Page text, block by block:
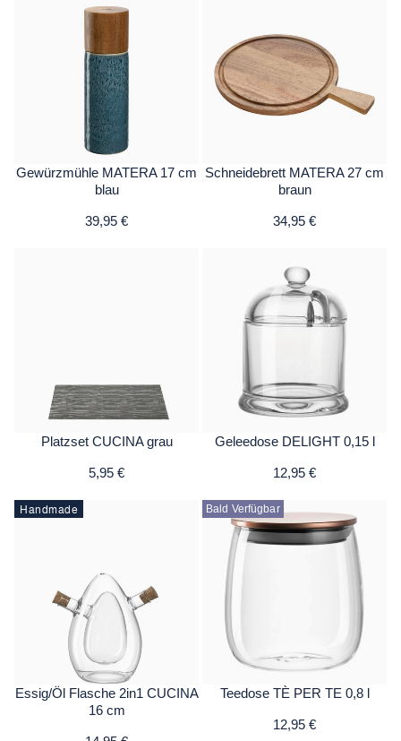
Gewürzmühle MATERA 17 cm
blau
39,95 €
Schneidebrett MATERA 27 cm
braun
34,95 €
Platzset CUCINA grau
5,95 €
Geleedose DELIGHT 0,15 l
12,95 €
Handmade
Essig/Öl Flasche 2in1 CUCINA
16 cm
Bald Verfügbar
Teedose TÈ PER TE 0,8 l
12,95 €